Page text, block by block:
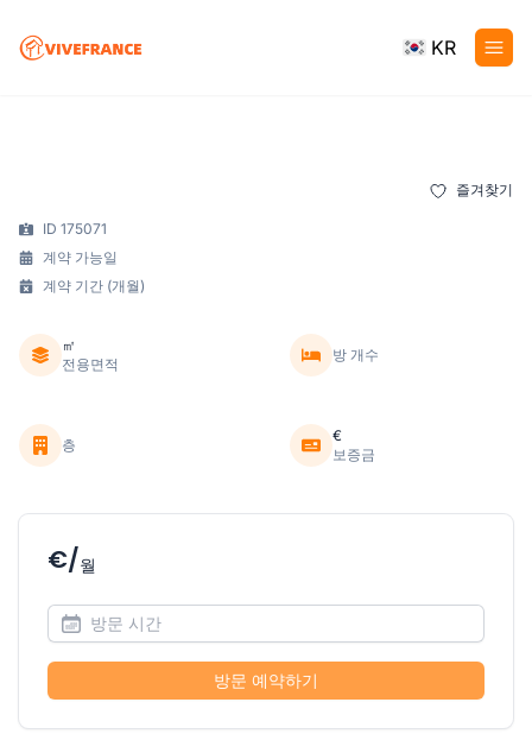
KR
즐겨찾기
ID 175071
계약 가능일
계약 기간 (개월)
㎡
전용면적
방 개수
층
€
보증금
€/월
방문 예약하기